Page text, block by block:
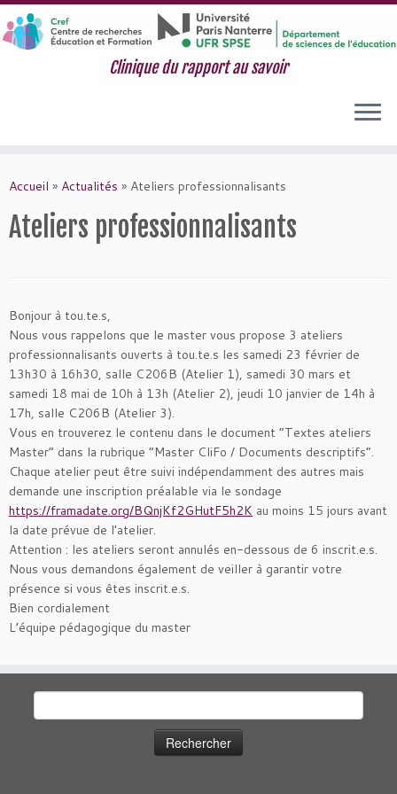
au
Clinique du rapport au savoir
Accueil » Actualités » Ateliers professionnalisants
Ateliers professionnalisants
Bonjour à tou.te.s,
Nous vous rappelons que le master vous propose 3 ateliers
professionnalisants ouverts à tou.te.s les samedi 23 février de
13h30 à 16h30, salle C206B (Atelier 1), samedi 30 mars et
samedi 18 mai de 10h à 13h (Atelier 2), jeudi 10 janvier de 14h à
17h, salle C206B (Atelier 3).
Vous en trouverez le contenu dans le document “Textes ateliers
Master” dans la rubrique “Master CliFo / Documents descriptifs”.
Chaque atelier peut être suivi indépendamment des autres mais
demande une inscription préalable via le sondage
https://framadate.org/BQnjKf2GHutF5h2K au moins 15 jours avant
la date prévue de l’atelier.
Attention : les ateliers seront annulés en-dessous de 6 inscrit.e.s.
Nous vous demandons également de veiller à garantir votre
présence si vous êtes inscrit.e.s.
Bien cordialement
L’équipe pédagogique du master